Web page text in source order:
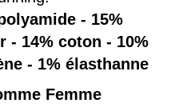
- 15%
- 14% coton - 10%
- 1% élasthanne
Femme